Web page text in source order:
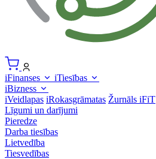
iFinanses
iTiesības
iBizness
iVeidlapas iRokasgrāmatas Žurnāls iFiT
Līgumi un darījumi
Pieredze
Darba tiesības
Lietvedība
Tiesvedības